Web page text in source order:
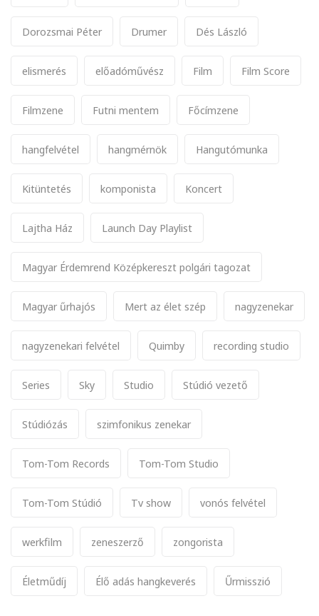
Dorozsmai Péter Drumer Dés László
elismerés előadóművész Film Film Score
Filmzene Futni mentem Főcímzene
hangfelvétel hangmérnök Hangutómunka
Kitüntetés komponista Koncert
Lajtha Ház Launch Day Playlist
Magyar Érdemrend Középkereszt polgári tagozat
Magyar űrhajós Mert az élet szép nagyzenekar
nagyzenekari felvétel Quimby recording studio
Series Sky Studio Stúdió vezető
Stúdiózás szimfonikus zenekar
Tom-Tom Records Tom-Tom Studio
Tom-Tom Stúdió Tv show vonós felvétel
werkfilm zeneszerző zongorista
Életműdíj Élő adás hangkeverés Űrmisszió